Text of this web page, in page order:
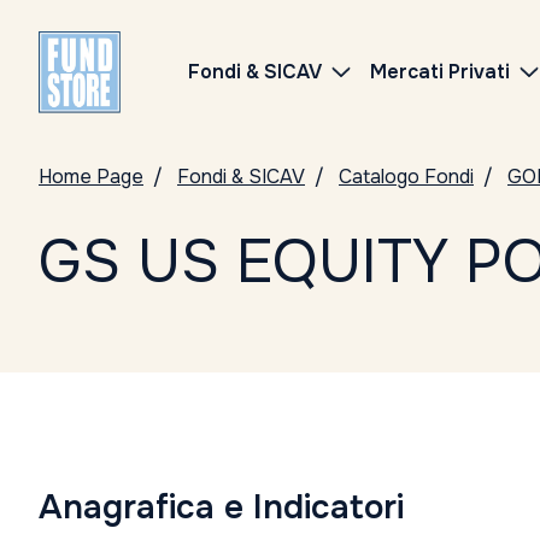
Fondi & SICAV Mercati Privati
Home Page Fondi & SICAV Catalogo Fondi
GS US EQUITY
Anagrafica e Indicatori